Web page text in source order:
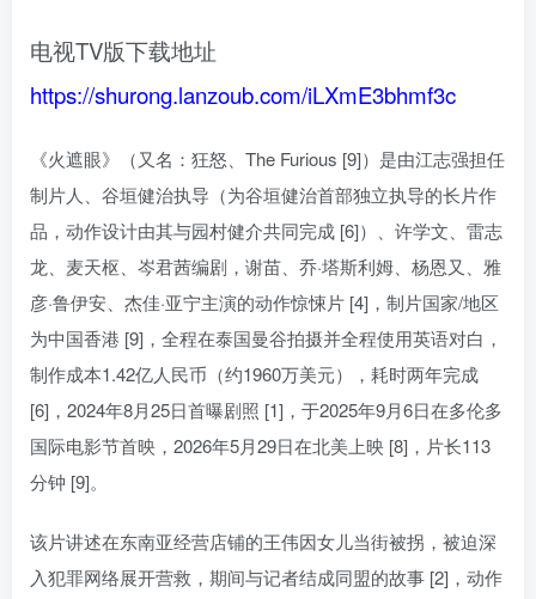
电视TV版下载地址
https://shurong.lanzoub.com/iLXmE3bhmf3c
《火遮眼》（又名：狂怒、The Furious [9]）是由江志强担任
制片人、谷垣健治执导（为谷垣健治首部独立执导的长片作
品，动作设计由其与园村健介共同完成 [6]）、许学文、雷志
龙、麦天枢、岑君茜编剧，谢苗、乔·塔斯利姆、杨恩又、雅
彦·鲁伊安、杰佳·亚宁主演的动作惊悚片 [4]，制片国家/地区
为中国香港 [9]，全程在泰国曼谷拍摄并全程使用英语对白，
制作成本1.42亿人民币（约1960万美元），耗时两年完成
[6]，2024年8月25日首曝剧照 [1]，于2025年9月6日在多伦多
国际电影节首映，2026年5月29日在北美上映 [8]，片长113
分钟 [9]。
该片讲述在东南亚经营店铺的王伟因女儿当街被拐，被迫深
入犯罪网络展开营救，期间与记者结成同盟的故事 [2]，动作